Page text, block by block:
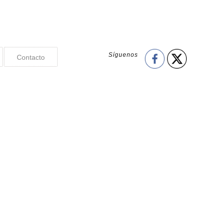
Contacto Síguenos